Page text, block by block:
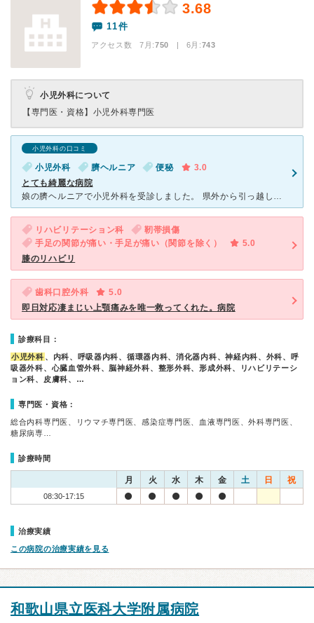
3.68
11件
アクセス数 7月:750 | 6月:743
小児外科について
【専門医・資格】 小児外科専門医
小児外科の口コミ
小児外科 臍ヘルニア 便秘
3.0
とても綺麗な病院
娘の臍ヘルニアで小児外科を受診しました。 県外から引っ越してきたので、紹介状を持っていきました。 紹介状に小児外科とかかれていましたが、小児科で受付をされてて、私が気づいて訂正してもらったりして待
リハビリテーション科
靭帯損傷
手足の関節が痛い・手足が痛い（関節を除く）
5.0
膝のリハビリ
歯科口腔外科
5.0
即日対応凄まじい上顎痛みを唯一救ってくれた。病院
診療科目：
小児外科 、内科、呼吸器内科、循環器内科、消化器内科、神経内科、外科、呼
吸器外科、心臓血管外科、脳神経外科、整形外科、形成外科、リハビリテーシ
ョン科、皮膚科、…
専門医・資格：
総合内科専門医、リウマチ専門医、感染症専門医、血液専門医、外科専門医、
糖尿病専…
診療時間
月 火 水 木 金 土 日 祝
08:30-17:15
治療実績
この病院の治療実績を見る
和歌山県立医科大学附属病院